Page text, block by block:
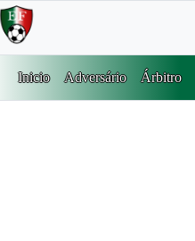
Inicio Adversário Árbitro